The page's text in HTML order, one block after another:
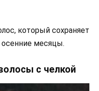
который сохраняет
месяцы.
с челкой